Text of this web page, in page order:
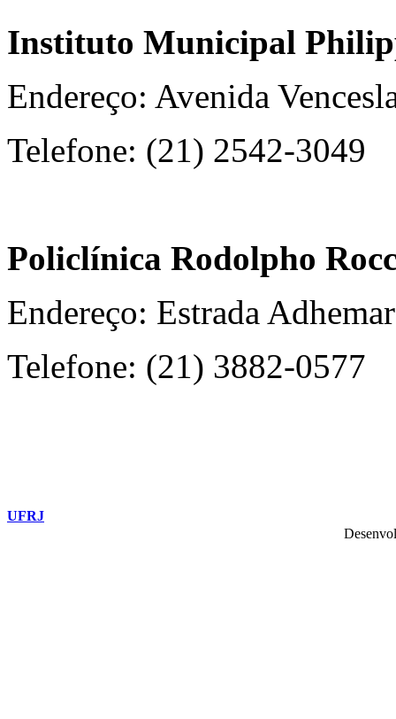
Instituto Municipal
Endereço: Avenida
Telefone: (21) 2542-3049
Policlínica Rodolpho
Endereço: Estrada
Telefone: (21) 3882-0577
UFRJ